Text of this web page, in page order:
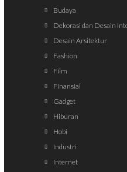
Budaya
Dekorasi dan Desain
Desain Arsitektur
Fashion
Film
Finansial
Gadget
Hiburan
Hobi
Industri
Internet